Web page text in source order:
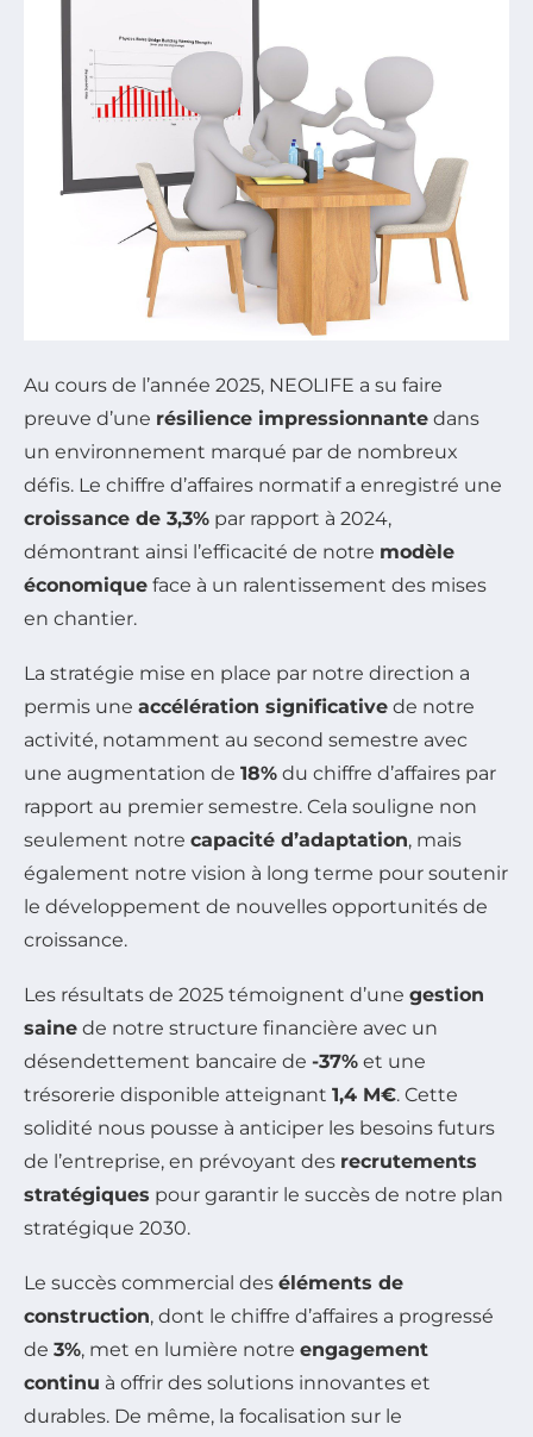
Au cours de l’année 2025, NEOLIFE a su faire
preuve d’une résilience impressionnante dans
un environnement marqué par de nombreux
défis. Le chiffre d’affaires normatif a enregistré une
croissance de 3,3% par rapport à 2024,
démontrant ainsi l’efficacité de notre modèle
économique face à un ralentissement des mises
en chantier.
La stratégie mise en place par notre direction a
permis une accélération significative de notre
activité, notamment au second semestre avec
une augmentation de 18% du chiffre d’affaires par
rapport au premier semestre. Cela souligne non
seulement notre capacité d’adaptation, mais
également notre vision à long terme pour soutenir
le développement de nouvelles opportunités de
croissance.
Les résultats de 2025 témoignent d’une gestion
saine de notre structure financière avec un
désendettement bancaire de -37% et une
trésorerie disponible atteignant 1,4 M€. Cette
solidité nous pousse à anticiper les besoins futurs
de l’entreprise, en prévoyant des recrutements
stratégiques pour garantir le succès de notre plan
stratégique 2030.
Le succès commercial des éléments de
construction, dont le chiffre d’affaires a progressé
de 3%, met en lumière notre engagement
continu à offrir des solutions innovantes et
durables. De même, la focalisation sur le